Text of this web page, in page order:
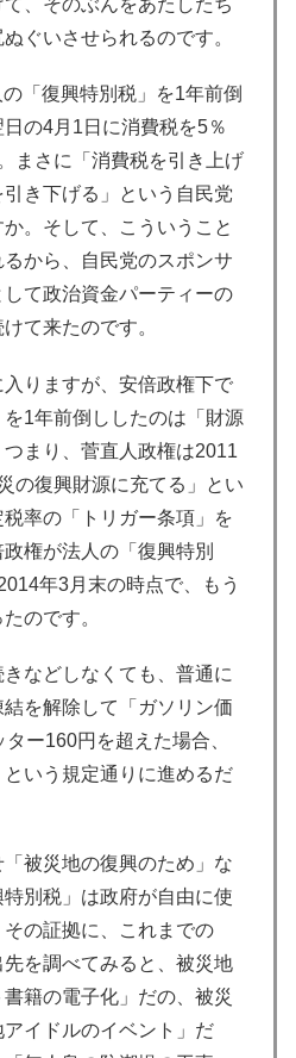
、そのぶんをあたしたち
ぐいさせられるのです。
「復興特別税」を1年前倒
の4月1日に消費税を5％
まさに「消費税を引き上げ
き下げる」という自民党
。そして、こういうこと
から、自民党のスポンサ
て政治資金パーティーの
て来たのです。
りますが、安倍政権下で
1年前倒ししたのは「財源
まり、菅直人政権は2011
の復興財源に充てる」とい
率の「トリガー条項」を
権が法人の「復興特別
年3月末の時点で、もう
のです。
などしなくても、普通に
結を解除して「ガソリン価
ー160円を超えた場合、
いう規定通りに進めるだ
被災地の復興のため」な
別税」は政府が自由に使
の証拠に、これまでの
先を調べてみると、被災地
籍の電子化」だの、被災
イドルのイベント」だ